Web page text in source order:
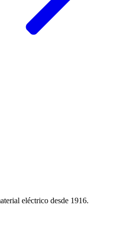
eléctrico desde 1916.